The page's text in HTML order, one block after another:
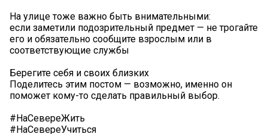
На улице тоже важно быть внимательными:
если заметили подозрительный предмет — не трогайте
его и обязательно сообщите взрослым или в
соответствующие службы
Берегите себя и своих близких
Поделитесь этим постом — возможно, именно он
поможет кому-то сделать правильный выбор.
#НаСевереЖить
#НаСевереУчиться